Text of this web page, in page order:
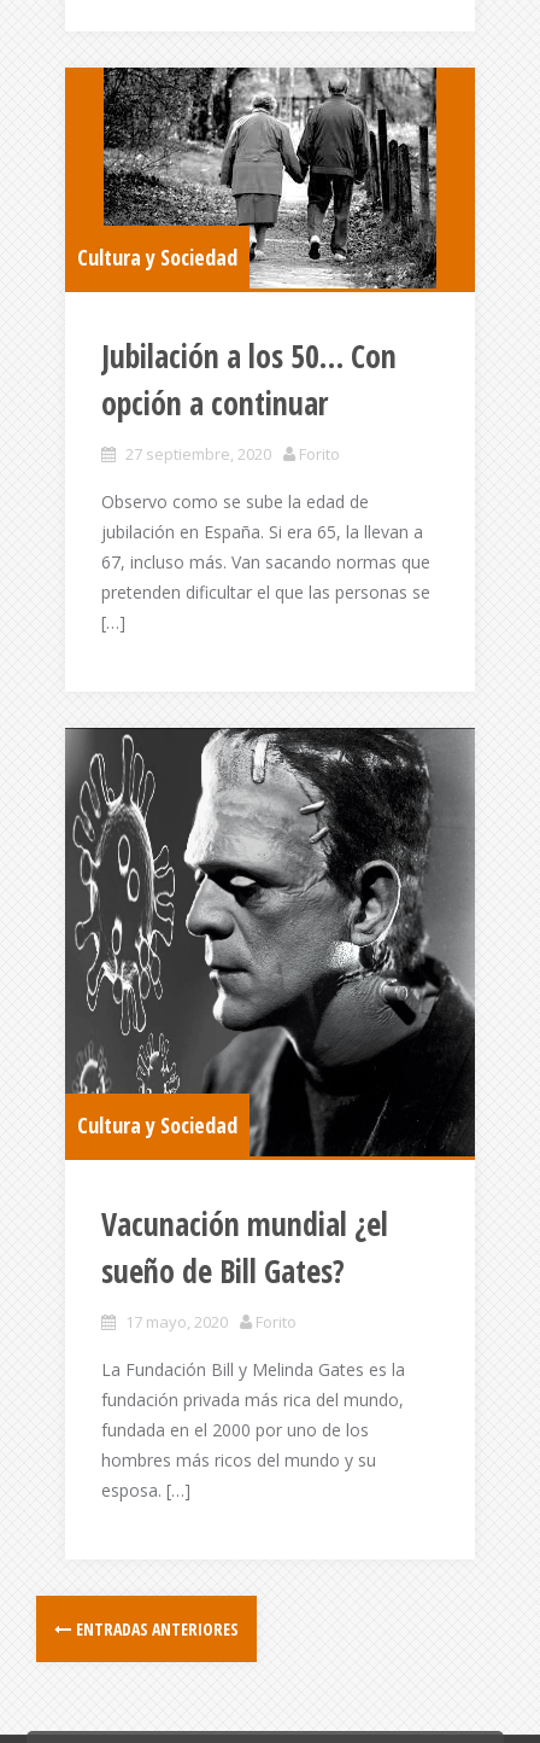
Cultura y Sociedad
Jubilación a los 50… Con
opción a continuar
27 septiembre, 2020 Forito
Observo como se sube la edad de
jubilación en España. Si era 65, la llevan a
67, incluso más. Van sacando normas que
pretenden dificultar el que las personas se
[…]
Cultura y Sociedad
Vacunación mundial ¿el
sueño de Bill Gates?
17 mayo, 2020 Forito
La Fundación Bill y Melinda Gates es la
fundación privada más rica del mundo,
fundada en el 2000 por uno de los
hombres más ricos del mundo y su
esposa. […]
ENTRADAS ANTERIORES